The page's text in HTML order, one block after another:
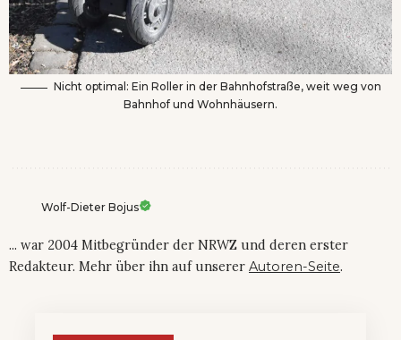
Nicht optimal: Ein Roller in der Bahnhofstraße, weit weg von
Bahnhof und Wohnhäusern.
Wolf-Dieter Bojus
... war 2004 Mitbegründer der NRWZ und deren erster
Redakteur. Mehr über ihn auf unserer Autoren-Seite.